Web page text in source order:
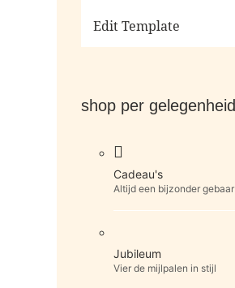
Edit Template
shop per gelegenheid
Cadeau's
Altijd een bijzonder gebaar
Jubileum
Vier de mijlpalen in stijl